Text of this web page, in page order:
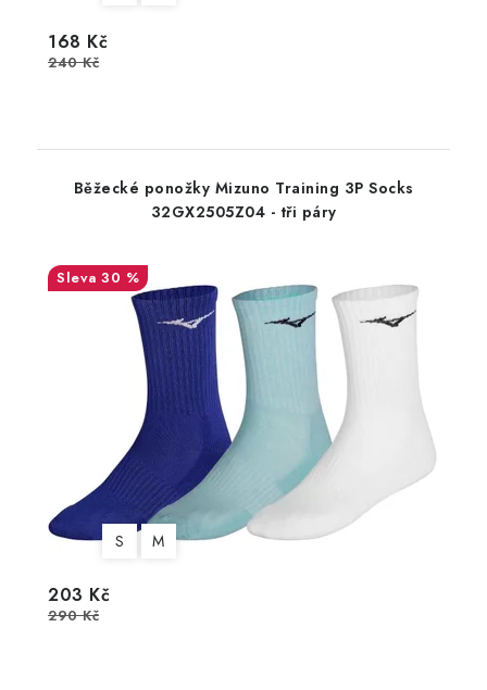
168 Kč
240 Kč
Běžecké ponožky Mizuno Training 3P Socks
32GX2505Z04 - tři páry
30 %
S M
203 Kč
290 Kč